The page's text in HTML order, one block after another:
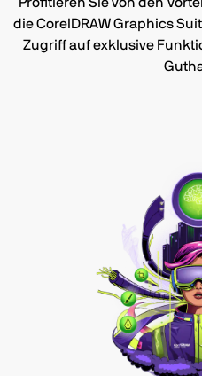
Profitieren Sie von den
die CorelDRAW Graphics
Zugriff auf exklusive